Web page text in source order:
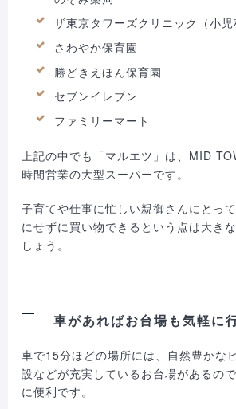
ザ東京タワーズクリニック（小児
さわやか保育園
勝どきえほん保育園
セブンイレブン
ファミリーマート
上記の中でも「マルエツ」は、MID
時間営業の大型スーパーです。
子育てや仕事に忙しい親御さんにとっ
にせずに買い物できるという点は大き
しょう。
車があればお台場も気軽に
車で15分ほどの場所には、自然豊かな
設などが充実しているお台場があるの
に便利です。